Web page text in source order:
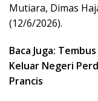
Mutiara, Dimas
(12/6/2026).
Baca Juga:
Keluar Negeri
Prancis